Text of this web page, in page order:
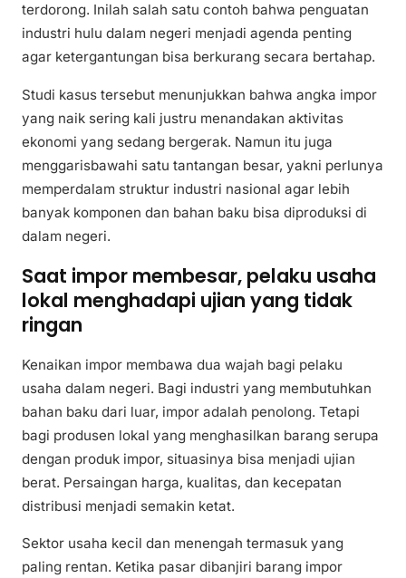
terdorong. Inilah salah satu contoh bahwa penguatan
industri hulu dalam negeri menjadi agenda penting
agar ketergantungan bisa berkurang secara bertahap.
Studi kasus tersebut menunjukkan bahwa angka impor
yang naik sering kali justru menandakan aktivitas
ekonomi yang sedang bergerak. Namun itu juga
menggarisbawahi satu tantangan besar, yakni perlunya
memperdalam struktur industri nasional agar lebih
banyak komponen dan bahan baku bisa diproduksi di
dalam negeri.
Saat impor membesar, pelaku usaha
lokal menghadapi ujian yang tidak
ringan
Kenaikan impor membawa dua wajah bagi pelaku
usaha dalam negeri. Bagi industri yang membutuhkan
bahan baku dari luar, impor adalah penolong. Tetapi
bagi produsen lokal yang menghasilkan barang serupa
dengan produk impor, situasinya bisa menjadi ujian
berat. Persaingan harga, kualitas, dan kecepatan
distribusi menjadi semakin ketat.
Sektor usaha kecil dan menengah termasuk yang
paling rentan. Ketika pasar dibanjiri barang impor